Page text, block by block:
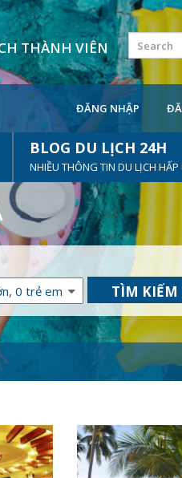
THÀNH VIÊN
ĐĂNG NHẬP
BLOG DU LỊCH 24H
NHIỀU THÔNG TIN DU LỊCH HẤP
TÌM KIẾM